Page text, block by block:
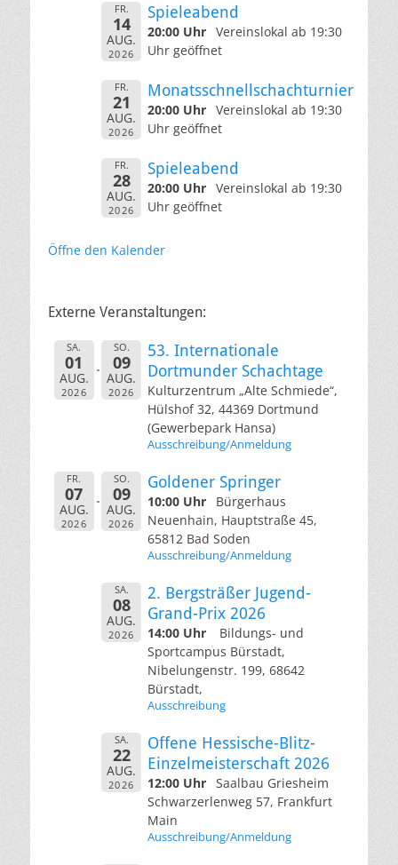
FR.
14
AUG.
2026
Spieleabend
20:00 Uhr Vereinslokal ab 19:30
Uhr geöffnet
FR.
21
AUG.
2026
Monatsschnellschachturnier
20:00 Uhr Vereinslokal ab 19:30
Uhr geöffnet
FR.
28
AUG.
2026
Spieleabend
20:00 Uhr Vereinslokal ab 19:30
Uhr geöffnet
Öffne den Kalender
Externe Veranstaltungen:
SA.
01
AUG.
2026
SO.
09
AUG.
2026
53. Internationale
Dortmunder Schachtage
Kulturzentrum „Alte Schmiede“,
Hülshof 32, 44369 Dortmund
(Gewerbepark Hansa)
Ausschreibung/Anmeldung
FR.
07
AUG.
2026
SO.
09
AUG.
2026
Goldener Springer
10:00 Uhr
Bürgerhaus
Neuenhain, Hauptstraße 45,
65812 Bad Soden
Ausschreibung/Anmeldung
SA.
08
AUG.
2026
2. Bergsträßer Jugend-
Grand-Prix 2026
14:00 Uhr
Bildungs- und
Sportcampus Bürstadt,
Nibelungenstr. 199, 68642
Bürstadt,
Ausschreibung
SA.
22
AUG.
2026
Offene Hessische-Blitz-
Einzelmeisterschaft 2026
12:00 Uhr Saalbau Griesheim
Schwarzerlenweg 57, Frankfurt
Main
Ausschreibung/Anmeldung